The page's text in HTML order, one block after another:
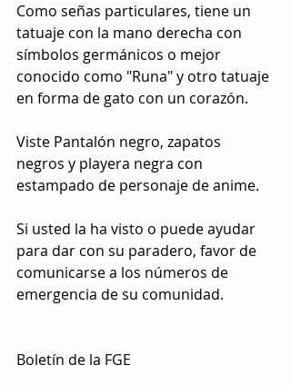
Como señas particulares, tiene un
tatuaje con la mano derecha con
símbolos germánicos o mejor
conocido como "Runa" y otro tatuaje
en forma de gato con un corazón.
Viste Pantalón negro, zapatos
negros y playera negra con
estampado de personaje de anime.
Si usted la ha visto o puede ayudar
para dar con su paradero, favor de
comunicarse a los números de
emergencia de su comunidad.
Boletín de la FGE